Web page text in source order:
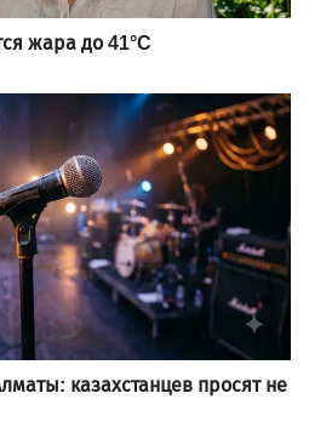
жара до 41°C
казахстанцев просят не